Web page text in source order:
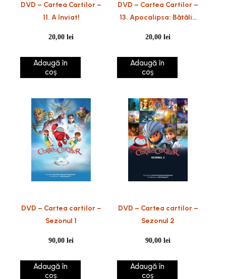
DVD – Cartea Cartilor –
11. A înviat!
20,00lei
Adaugă în
coș
DVD – Cartea Cartilor –
13. Apocalipsa: Bătălia
20,00lei
Adaugă în
coș
DVD – Cartea cartilor –
Sezonul 1
90,00lei
Adaugă în
coș
DVD – Cartea cartilor –
Sezonul 2
90,00lei
Adaugă în
coș